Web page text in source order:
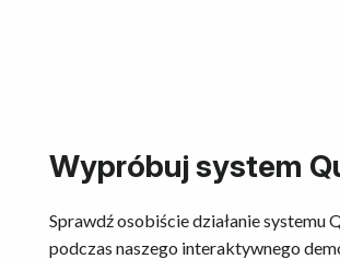
Wypróbuj system
Sprawdź osobiście działanie systemu
podczas naszego interaktywnego